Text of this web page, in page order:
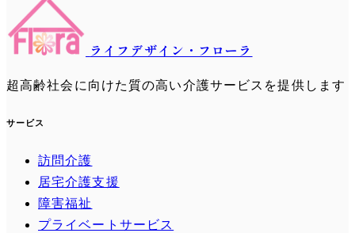
ライフデザイン・フローラ
超高齢社会に向けた質の高い介護サービスを提供します
サービス
訪問介護
居宅介護支援
障害福祉
プライベートサービス